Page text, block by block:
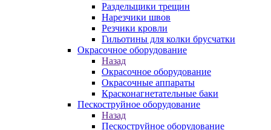
Раздельщики трещин
Нарезчики швов
Резчики кровли
Гильотины для колки брусчатки
Окрасочное оборудование
Назад
Окрасочное оборудование
Окрасочные аппараты
Красконагнетательные баки
Пескоструйное оборудование
Назад
Пескоструйное оборудование